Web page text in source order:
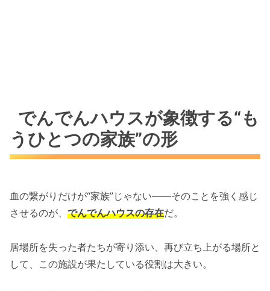
でんでんハウスが象徴する“も
うひとつの家族”の形
血の繋がりだけが“家族”じゃない――そのことを強く感じ
させるのが、 でんでんハウスの存在だ。
居場所を失った者たちが寄り添い、再び立ち上がる場所と
して、この施設が果たしている役割は大きい。